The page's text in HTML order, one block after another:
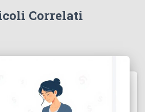
Correlati